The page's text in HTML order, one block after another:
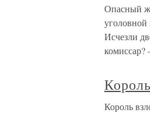
Опасный
Исчезли
Король